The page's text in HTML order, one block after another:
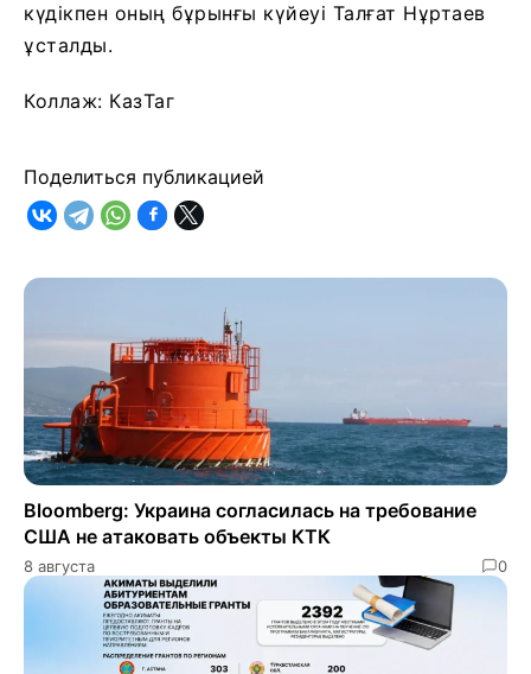
күдікпен оның бұрынғы күйеуі Талғат Нұртаев
ұсталды.
Коллаж: КазТаг
Поделиться публикацией
Bloomberg: Украина согласилась на требование
США не атаковать объекты КТК
8 августа 0